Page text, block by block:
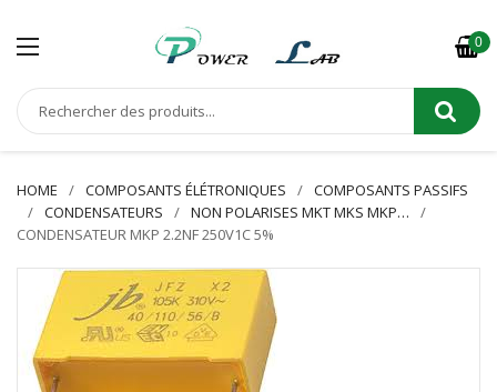
0
HOME COMPOSANTS ÉLÉTRONIQUES
COMPOSANTS PASSIFS
CONDENSATEURS
NON POLARISES MKT MKS MKP…
CONDENSATEUR MKP 2.2NF 250V1C 5%